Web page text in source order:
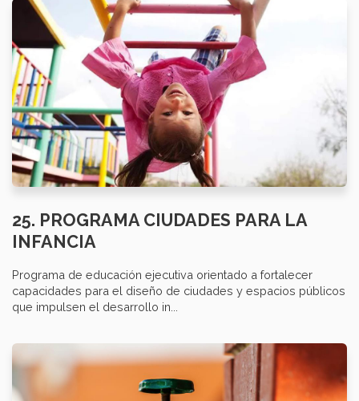
25. PROGRAMA CIUDADES PARA LA
INFANCIA
Programa de educación ejecutiva orientado a fortalecer
capacidades para el diseño de ciudades y espacios públicos
que impulsen el desarrollo in...